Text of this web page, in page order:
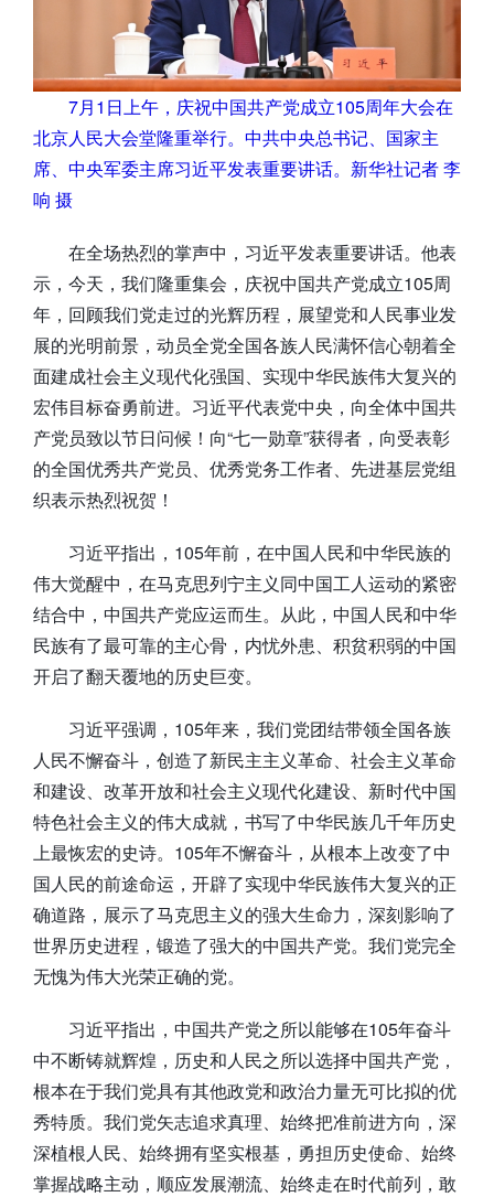
7月1日上午，庆祝中国共产党成立105周年大会在
北京人民大会堂隆重举行。中共中央总书记、国家主
席、中央军委主席习近平发表重要讲话。新华社记者 李
响 摄
在全场热烈的掌声中，习近平发表重要讲话。他表
示，今天，我们隆重集会，庆祝中国共产党成立105周
年，回顾我们党走过的光辉历程，展望党和人民事业发
展的光明前景，动员全党全国各族人民满怀信心朝着全
面建成社会主义现代化强国、实现中华民族伟大复兴的
宏伟目标奋勇前进。习近平代表党中央，向全体中国共
产党员致以节日问候！向“七一勋章”获得者，向受表彰
的全国优秀共产党员、优秀党务工作者、先进基层党组
织表示热烈祝贺！
习近平指出，105年前，在中国人民和中华民族的
伟大觉醒中，在马克思列宁主义同中国工人运动的紧密
结合中，中国共产党应运而生。从此，中国人民和中华
民族有了最可靠的主心骨，内忧外患、积贫积弱的中国
开启了翻天覆地的历史巨变。
习近平强调，105年来，我们党团结带领全国各族
人民不懈奋斗，创造了新民主主义革命、社会主义革命
和建设、改革开放和社会主义现代化建设、新时代中国
特色社会主义的伟大成就，书写了中华民族几千年历史
上最恢宏的史诗。105年不懈奋斗，从根本上改变了中
国人民的前途命运，开辟了实现中华民族伟大复兴的正
确道路，展示了马克思主义的强大生命力，深刻影响了
世界历史进程，锻造了强大的中国共产党。我们党完全
无愧为伟大光荣正确的党。
习近平指出，中国共产党之所以能够在105年奋斗
中不断铸就辉煌，历史和人民之所以选择中国共产党，
根本在于我们党具有其他政党和政治力量无可比拟的优
秀特质。我们党矢志追求真理、始终把准前进方向，深
深植根人民、始终拥有坚实根基，勇担历史使命、始终
掌握战略主动，顺应发展潮流、始终走在时代前列，敢